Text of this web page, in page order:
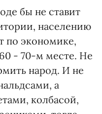
бы не ставит
населению
по экономике,
- 70-м месте. Не
народ. И не
а
колбасой,